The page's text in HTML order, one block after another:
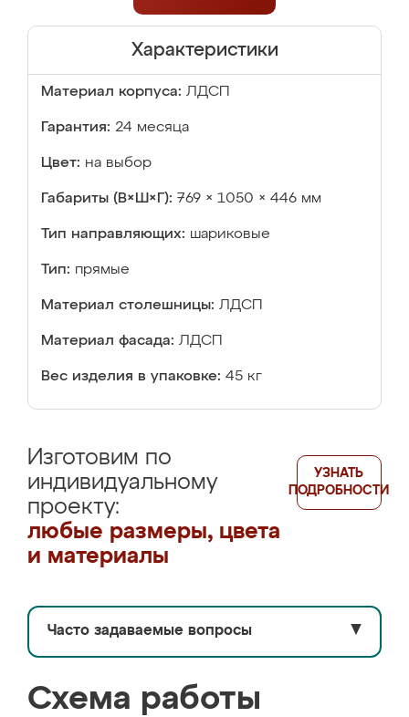
Характеристики
Материал корпуса: ЛДСП
Гарантия: 24 месяца
Цвет: на выбор
Габариты (В×Ш×Г): 769 × 1050 × 446 мм
Тип направляющих: шариковые
Тип: прямые
Материал столешницы: ЛДСП
Материал фасада: ЛДСП
Вес изделия в упаковке: 45 кг
Изготовим по
индивидуальному
проекту:
любые размеры, цвета
и материалы
УЗНАТЬ
ПОДРОБНОСТИ
Часто задаваемые вопросы ▼
Схема работы